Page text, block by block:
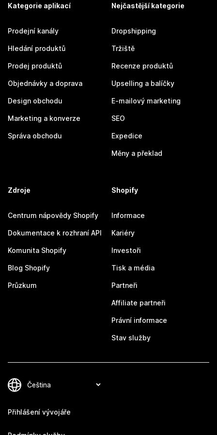
Kategorie aplikací
Prodejní kanály
Hledání produktů
Prodej produktů
Objednávky a doprava
Design obchodu
Marketing a konverze
Správa obchodu
Nejčastější kategorie
Dropshipping
Tržiště
Recenze produktů
Upselling a balíčky
E-mailový marketing
SEO
Expedice
Měny a překlad
Zdroje
Centrum nápovědy Shopify
Dokumentace k rozhraní API
Komunita Shopify
Blog Shopify
Průzkum
Shopify
Informace
Kariéry
Investoři
Tisk a média
Partneři
Affiliate partneři
Právní informace
Stav služby
Přihlášení vývojáře